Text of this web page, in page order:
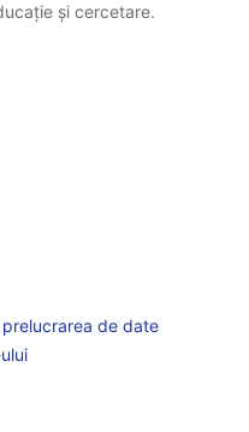
și cercetare.
de date